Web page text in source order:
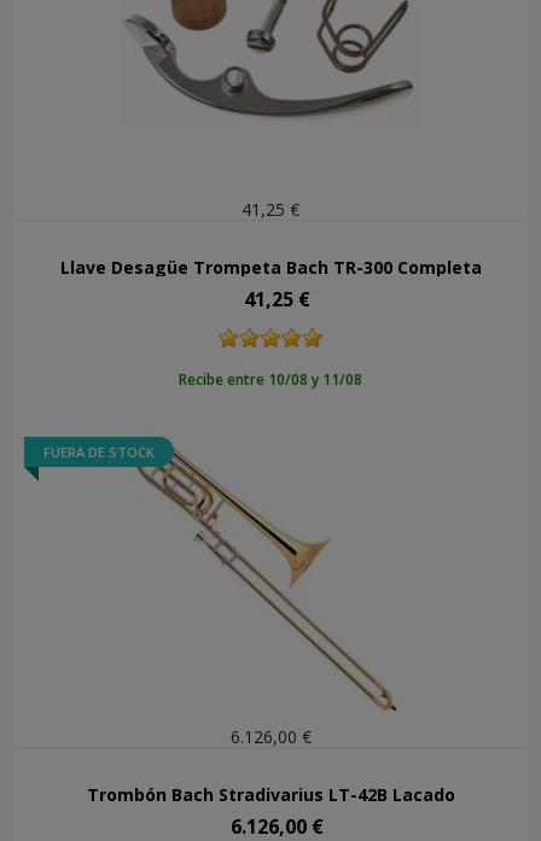
41,25 €
Llave Desagüe Trompeta Bach TR-300 Completa
Precio
41,25 €
Recibe entre 10/08 y 11/08
FUERA DE STOCK
6.126,00 €
Trombón Bach Stradivarius LT-42B Lacado
Precio
6.126,00 €